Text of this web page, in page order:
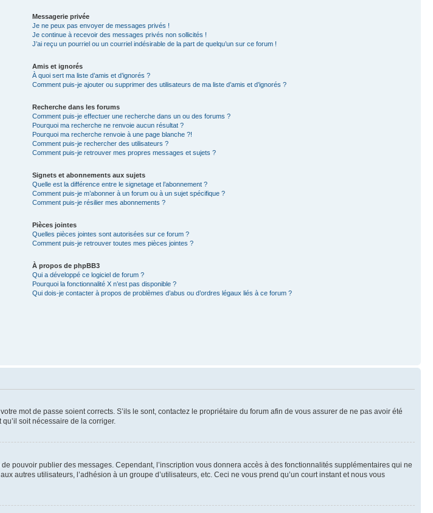
Messagerie privée
Je ne peux pas envoyer de messages privés !
Je continue à recevoir des messages privés non sollicités !
J’ai reçu un pourriel ou un courriel indésirable de la part de quelqu’un sur ce forum !
Amis et ignorés
À quoi sert ma liste d’amis et d’ignorés ?
Comment puis-je ajouter ou supprimer des utilisateurs de ma liste d’amis et d’ignorés ?
Recherche dans les forums
Comment puis-je effectuer une recherche dans un ou des forums ?
Pourquoi ma recherche ne renvoie aucun résultat ?
Pourquoi ma recherche renvoie à une page blanche ?!
Comment puis-je rechercher des utilisateurs ?
Comment puis-je retrouver mes propres messages et sujets ?
Signets et abonnements aux sujets
Quelle est la différence entre le signetage et l’abonnement ?
Comment puis-je m’abonner à un forum ou à un sujet spécifique ?
Comment puis-je résilier mes abonnements ?
Pièces jointes
Quelles pièces jointes sont autorisées sur ce forum ?
Comment puis-je retrouver toutes mes pièces jointes ?
À propos de phpBB3
Qui a développé ce logiciel de forum ?
Pourquoi la fonctionnalité X n’est pas disponible ?
Qui dois-je contacter à propos de problèmes d’abus ou d’ordres légaux liés à ce forum ?
mot de passe soient corrects. S’ils le sont, contactez le propriétaire du forum afin de vous assurer de ne pas avoir été
soit nécessaire de la corriger.
pouvoir publier des messages. Cependant, l’inscription vous donnera accès à des fonctionnalités supplémentaires qui ne
autres utilisateurs, l’adhésion à un groupe d’utilisateurs, etc. Ceci ne vous prend qu’un court instant et nous vous